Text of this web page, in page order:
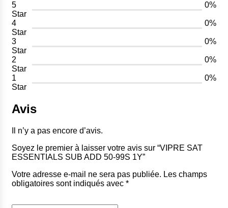
5
Star
0%
4
Star
0%
3
Star
0%
2
Star
0%
1
Star
0%
Avis
Il n’y a pas encore d’avis.
Soyez le premier à laisser votre avis sur “VIPRE SAT
ESSENTIALS SUB ADD 50-99S 1Y”
Votre adresse e-mail ne sera pas publiée. Les champs
obligatoires sont indiqués avec *